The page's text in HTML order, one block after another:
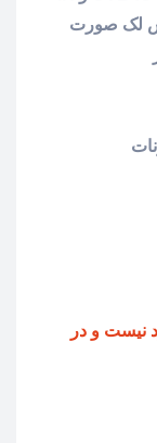
لک صورت
نیست و در